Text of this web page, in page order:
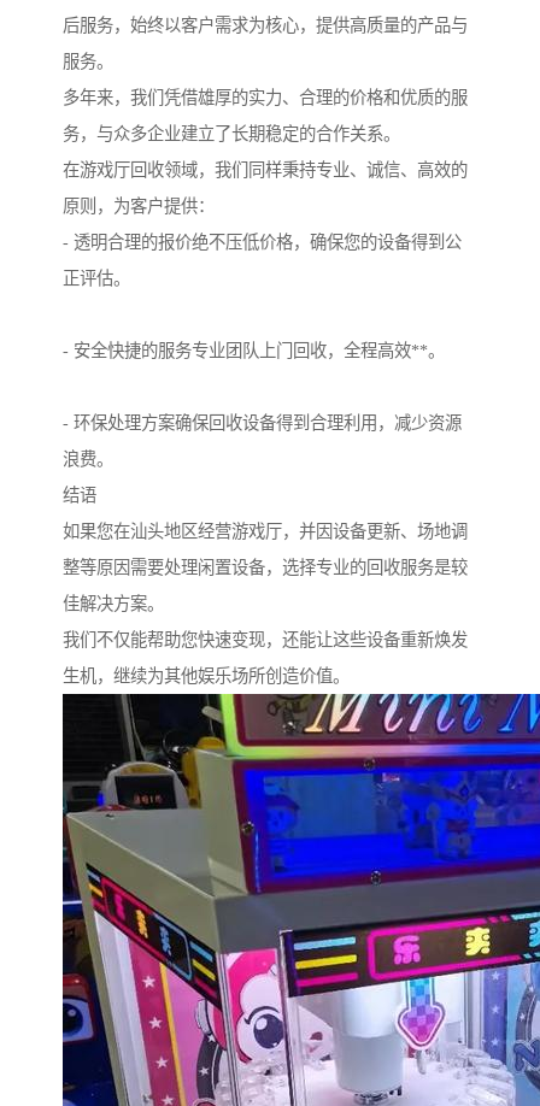
后服务，始终以客户需求为核心，提供高质量的产品与
服务。
多年来，我们凭借雄厚的实力、合理的价格和优质的服
务，与众多企业建立了长期稳定的合作关系。
在游戏厅回收领域，我们同样秉持专业、诚信、高效的
原则，为客户提供：
- 透明合理的报价绝不压低价格，确保您的设备得到公
正评估。
- 安全快捷的服务专业团队上门回收，全程高效**。
- 环保处理方案确保回收设备得到合理利用，减少资源
浪费。
结语
如果您在汕头地区经营游戏厅，并因设备更新、场地调
整等原因需要处理闲置设备，选择专业的回收服务是较
佳解决方案。
我们不仅能帮助您快速变现，还能让这些设备重新焕发
生机，继续为其他娱乐场所创造价值。